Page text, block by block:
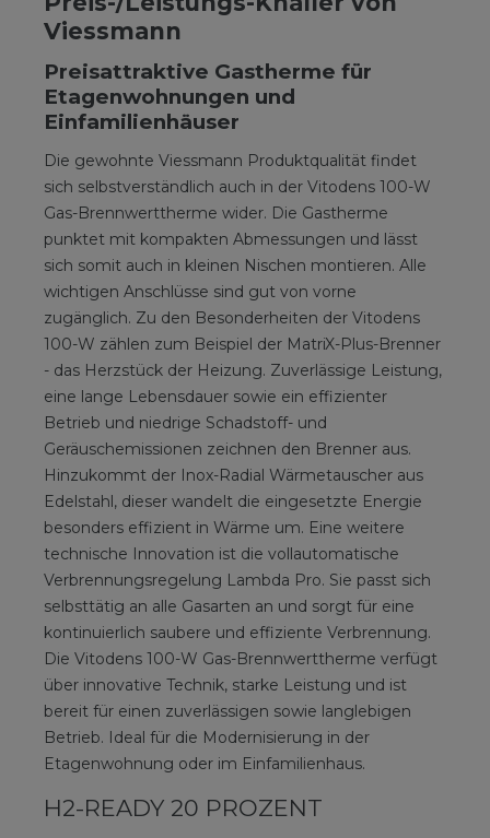
Viessmann
Preisattraktive Gastherme für
Etagenwohnungen und
Einfamilienhäuser
Die gewohnte Viessmann Produktqualität findet
sich selbstverständlich auch in der Vitodens 100-W
Gas-Brennwerttherme wider. Die Gastherme
punktet mit kompakten Abmessungen und lässt
sich somit auch in kleinen Nischen montieren. Alle
wichtigen Anschlüsse sind gut von vorne
zugänglich. Zu den Besonderheiten der Vitodens
100-W zählen zum Beispiel der MatriX-Plus-Brenner
- das Herzstück der Heizung. Zuverlässige Leistung,
eine lange Lebensdauer sowie ein effizienter
Betrieb und niedrige Schadstoff- und
Geräuschemissionen zeichnen den Brenner aus.
Hinzukommt der Inox-Radial Wärmetauscher aus
Edelstahl, dieser wandelt die eingesetzte Energie
besonders effizient in Wärme um. Eine weitere
technische Innovation ist die vollautomatische
Verbrennungsregelung Lambda Pro. Sie passt sich
selbsttätig an alle Gasarten an und sorgt für eine
kontinuierlich saubere und effiziente Verbrennung.
Die Vitodens 100-W Gas-Brennwerttherme verfügt
über innovative Technik, starke Leistung und ist
bereit für einen zuverlässigen sowie langlebigen
Betrieb. Ideal für die Modernisierung in der
Etagenwohnung oder im Einfamilienhaus.
H2-READY 20 PROZENT